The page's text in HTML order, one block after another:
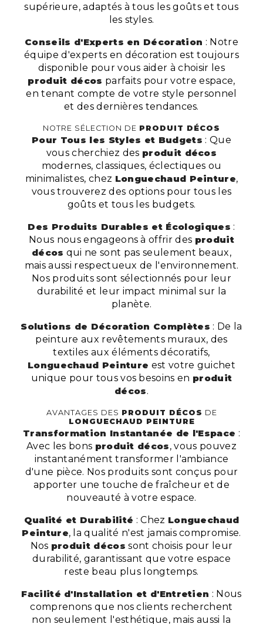
supérieure, adaptés à tous les goûts et tous
les styles.
Conseils d'Experts en Décoration : Notre
équipe d'experts en décoration est toujours
disponible pour vous aider à choisir les
produit décos parfaits pour votre espace,
en tenant compte de votre style personnel
et des dernières tendances.
NOTRE SÉLECTION DE PRODUIT DÉCOS
Pour Tous les Styles et Budgets : Que
vous cherchiez des produit décos
modernes, classiques, éclectiques ou
minimalistes, chez Longuechaud Peinture,
vous trouverez des options pour tous les
goûts et tous les budgets.
Des Produits Durables et Écologiques :
Nous nous engageons à offrir des produit
décos qui ne sont pas seulement beaux,
mais aussi respectueux de l'environnement.
Nos produits sont sélectionnés pour leur
durabilité et leur impact minimal sur la
planète.
Solutions de Décoration Complètes : De la
peinture aux revêtements muraux, des
textiles aux éléments décoratifs,
Longuechaud Peinture est votre guichet
unique pour tous vos besoins en produit
décos.
AVANTAGES DES PRODUIT DÉCOS DE
LONGUECHAUD PEINTURE
Transformation Instantanée de l'Espace :
Avec les bons produit décos, vous pouvez
instantanément transformer l'ambiance
d'une pièce. Nos produits sont conçus pour
apporter une touche de fraîcheur et de
nouveauté à votre espace.
Qualité et Durabilité : Chez Longuechaud
Peinture, la qualité n'est jamais compromise.
Nos produit décos sont choisis pour leur
durabilité, garantissant que votre espace
reste beau plus longtemps.
Facilité d'Installation et d'Entretien : Nous
comprenons que nos clients recherchent
non seulement l'esthétique, mais aussi la